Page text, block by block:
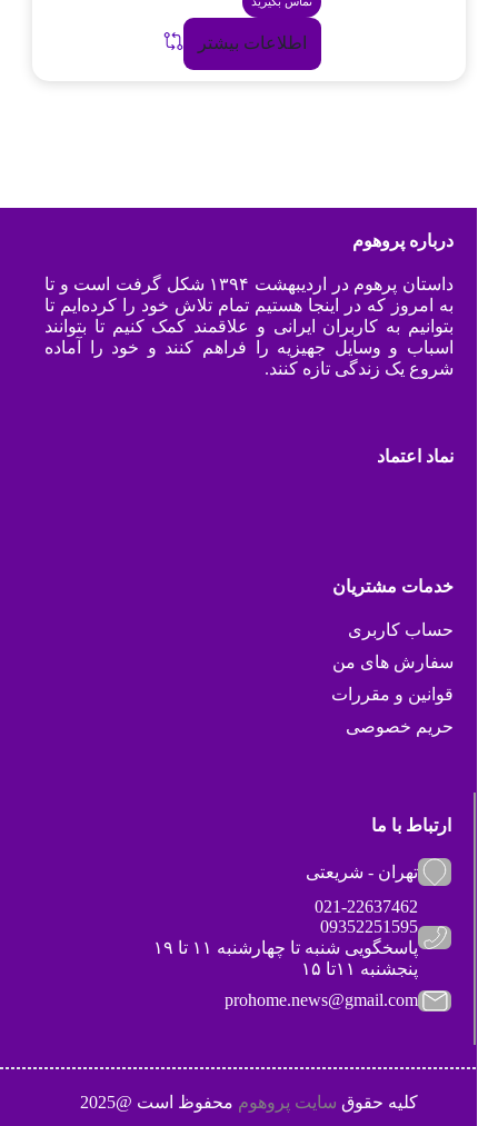
اطلاعات بیشتر
درباره پروهوم
داستان پرهوم در اردیبهشت ۱۳۹۴ شکل گرفت است و تا
به امروز که در اینجا هستیم تمام تلاش خود را کرده‌ایم تا
بتوانیم به کاربران ایرانی و علاقمند کمک کنیم تا بتوانند
اسباب و وسایل جهیزیه را فراهم کنند و خود را آماده
شروع یک زندگی تازه کنند.
نماد اعتماد
خدمات مشتریان
حساب کاربری
سفارش های من
قوانین و مقررات
حریم خصوصی
ارتباط با ما
تهران - شریعتی
021-22637462
09352251595
پاسخگویی شنبه تا چهارشنبه ۱۱ تا ۱۹
پنجشنبه ۱۱تا ۱۵
prohome.news@gmail.com
کلیه حقوقسایت پروهوممحفوظ است @2025